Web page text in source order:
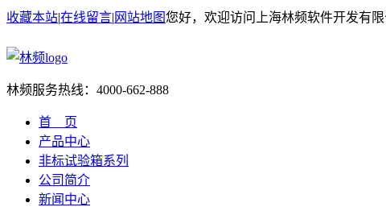
收藏本站|在线留言| 网站地图您好，欢迎访问上海林频软件开发有限
林频服务热线： 4000-662-888
首 页
产品中心
非标试验箱系列
公司简介
新闻中心